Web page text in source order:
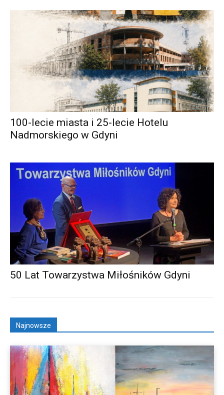
100-lecie miasta i 25-lecie Hotelu
Nadmorskiego w Gdyni
50 Lat Towarzystwa Miłośników Gdyni
Najnowsze